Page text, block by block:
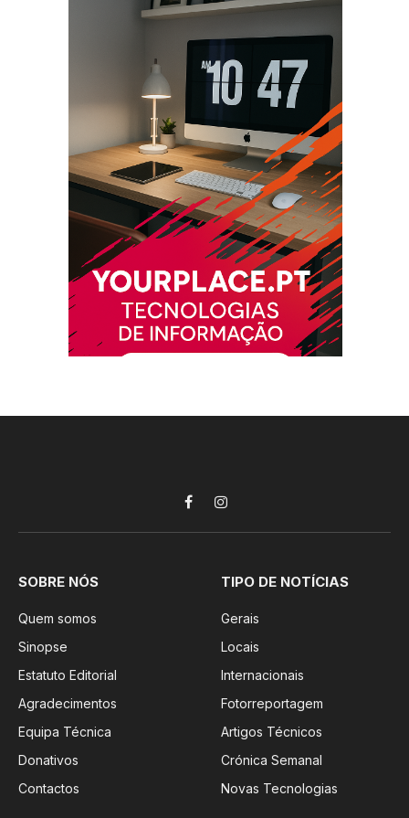
FacebookInstagram
SOBRE NÓS
Quem somos
Sinopse
Estatuto Editorial
Agradecimentos
Equipa Técnica
Donativos
Contactos
TIPO DE NOTÍCIAS
Gerais
Locais
Internacionais
Fotorreportagem
Artigos Técnicos
Crónica Semanal
Novas Tecnologias